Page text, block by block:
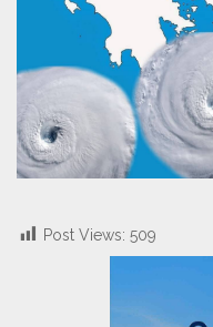
Post Views: 509